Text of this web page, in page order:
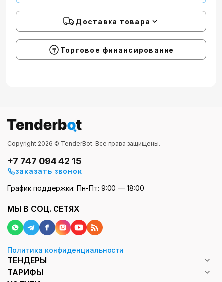
Доставка товара
Торговое финансирование
Copyright 2026 © TenderBot. Все права защищены.
+7 747 094 42 15
заказать звонок
График поддержки: Пн-Пт: 9:00 — 18:00
МЫ В СОЦ. СЕТЯХ
Политика конфиденциальности
ТЕНДЕРЫ
ТАРИФЫ